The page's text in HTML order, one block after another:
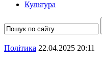
Культура
Полiтика 22.04.2025 20:11